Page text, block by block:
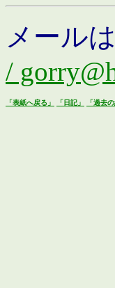
メール
/
「表紙へ戻る」 「日記」 「過去